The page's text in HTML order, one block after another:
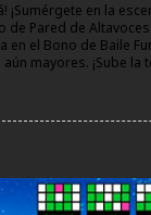
¡Sumérgete en la
de Pared de
en el Bono de Baile
mayores. ¡Sube